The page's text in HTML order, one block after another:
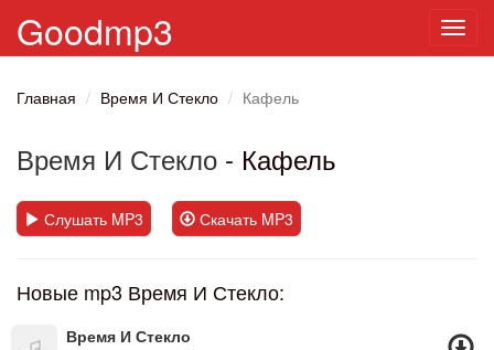
Goodmp3
Главная Время И Стекло Кафель
Время И Стекло - Кафель
Слушать MP3 Скачать MP3
Новые mp3 Время И Стекло:
Время И Стекло